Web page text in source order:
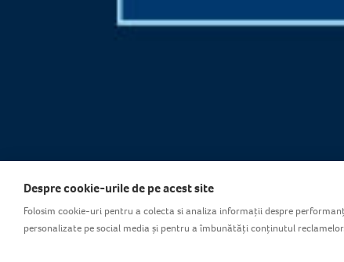
Despre cookie-urile de pe acest site
Folosim cookie-uri pentru a colecta si analiza informații despre
personalizate pe social media și pentru a îmbunătăți conținutul reclamelor.